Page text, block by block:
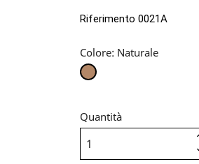
Riferimento 0021A
Colore: Naturale
Naturale
Quantità